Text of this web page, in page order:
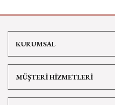
KURUMSAL
MÜŞTERİ HİZMETLERİ